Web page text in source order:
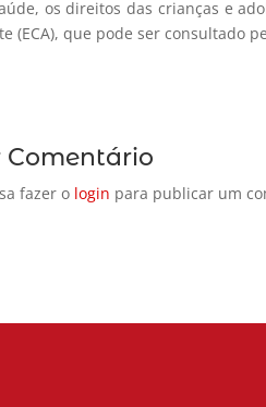
os direitos das crianças e
(ECA), que pode ser consultado
Comentário
fazer o login para publicar um